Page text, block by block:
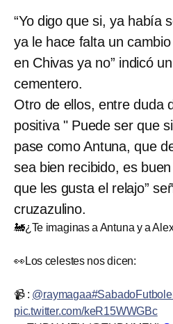
“Yo digo que si, ya había
ya le hace falta un
en Chivas ya no” indicó
cementero.
Otro de ellos, entre duda
positiva " Puede ser que
pase como Antuna, que
sea bien recibido, es
que les gusta el relajo”
cruzazulino.
🚂¿Te imaginas a Antuna y a
👀Los celestes nos dicen:
📹 : @raymagaa
pic.twitter.com/keR15WWGBc